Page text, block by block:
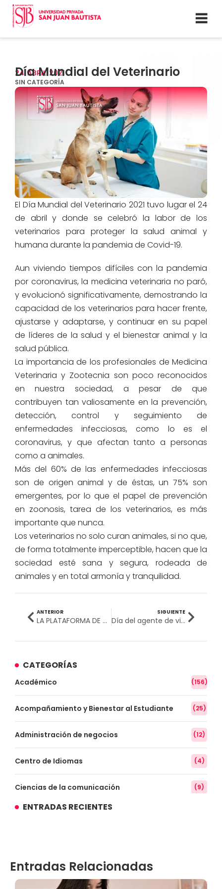
24 ABRIL 2021
Día Mundial del Veterinario
SIN CATEGORÍA
El Día Mundial del Veterinario 2021 tuvo lugar el 24
de abril y donde se celebró la labor de los
veterinarios para proteger la salud animal y
humana durante la pandemia de Covid-19.
Aun viviendo tiempos difíciles con la pandemia
por coronavirus, la medicina veterinaria no paró,
y evolucionó significativamente, demostrando la
capacidad de los veterinarios para hacer frente,
ajustarse y adaptarse, y continuar en su papel
de líderes de la salud y el bienestar animal y la
salud pública.
La importancia de los profesionales de Medicina
Veterinaria y Zootecnia son poco reconocidos
en nuestra sociedad, a pesar de que
contribuyen tan valiosamente en la prevención,
detección, control y seguimiento de
enfermedades infecciosas, como lo es el
coronavirus, y que afectan tanto a personas
como a animales.
Más del 60% de las enfermedades infecciosas
son de origen animal y de éstas, un 75% son
emergentes, por lo que el papel de prevención
en zoonosis, tarea de los veterinarios, es más
importante que nunca.
Los veterinarios no solo curan animales, si no que,
de forma totalmente imperceptible, hacen que la
sociedad esté sana y segura, rodeada de
animales y en total armonía y tranquilidad.
ANTERIOR
LA PLATAFORMA DE TELEASESORAMIENTO DE LA UPSJB CELEBRA SU 1º ANIVERSARIO
SIGUIENTE
Día del agente de viajes
CATEGORÍAS
Académico (156)
Acompañamiento y Bienestar al Estudiante (25)
Administración de negocios (12)
Centro de Idiomas (4)
Ciencias de la comunicación (9)
Convenios
ENTRADAS RECIENTES
Entradas Relacionadas